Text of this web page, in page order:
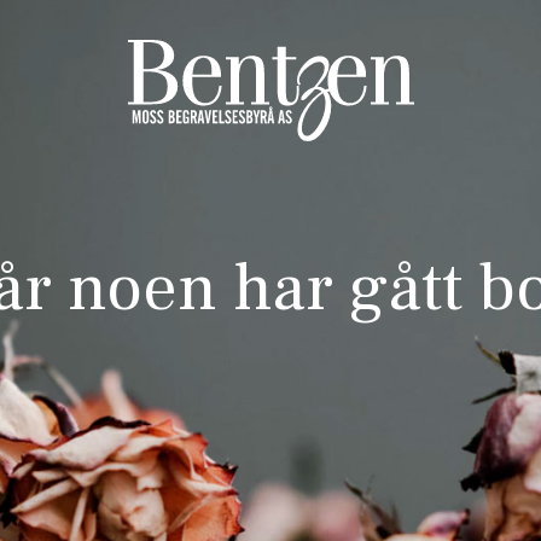
noen har gått